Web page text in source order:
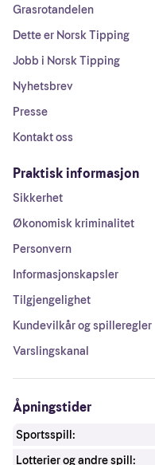
Grasrotandelen
Dette er Norsk Tipping
Jobb i Norsk Tipping
Nyhetsbrev
Presse
Kontakt oss
Praktisk informasjon
Sikkerhet
Økonomisk kriminalitet
Personvern
Informasjonskapsler
Tilgjengelighet
Kundevilkår og spilleregler
Varslingskanal
Åpningstider
Sportsspill:
Lotterier og andre spill: